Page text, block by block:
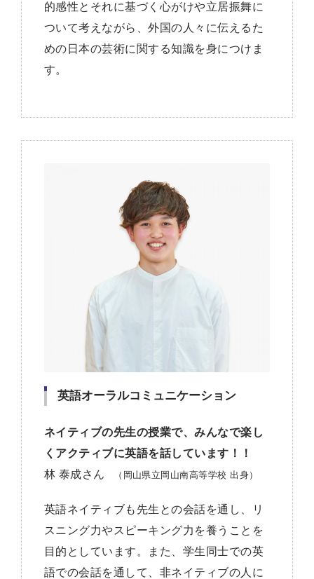
的感性とそれに基づく心がけや立居振舞に
ついて考えながら、外国の人々に伝えるた
めの日本の芸術に関する知識を身につけま
す。
英語オーラルコミュニケーション
ネイティブの先生の授業で、みんなで楽し
くアクティブに英語を話しています！！
林 泰成さん
（岡山県立岡山南高等学校 出身）
英語ネイティブも先生との会話を通し、リ
スニング力やスピーキング力を養うことを
目的としています。また、学生同士での英
語での会話を通して、非ネイティブの人に